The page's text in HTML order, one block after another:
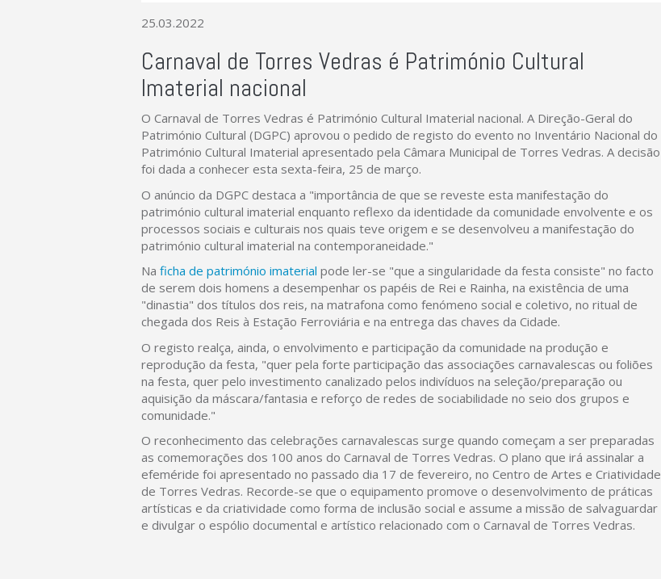
25.03.2022
Carnaval de Torres Vedras é Património Cultural
Imaterial nacional
O Carnaval de Torres Vedras é Património Cultural Imaterial nacional. A Direção-Geral do
Património Cultural (DGPC) aprovou o pedido de registo do evento no Inventário Nacional do
Património Cultural Imaterial apresentado pela Câmara Municipal de Torres Vedras. A decisão
foi dada a conhecer esta sexta-feira, 25 de março.
O anúncio da DGPC destaca a "importância de que se reveste esta manifestação do
património cultural imaterial enquanto reflexo da identidade da comunidade envolvente e os
processos sociais e culturais nos quais teve origem e se desenvolveu a manifestação do
património cultural imaterial na contemporaneidade."
Na ficha de património imaterial pode ler-se "que a singularidade da festa consiste" no facto
de serem dois homens a desempenhar os papéis de Rei e Rainha, na existência de uma
"dinastia" dos títulos dos reis, na matrafona como fenómeno social e coletivo, no ritual de
chegada dos Reis à Estação Ferroviária e na entrega das chaves da Cidade.
O registo realça, ainda, o envolvimento e participação da comunidade na produção e
reprodução da festa, "quer pela forte participação das associações carnavalescas ou foliões
na festa, quer pelo investimento canalizado pelos indivíduos na seleção/preparação ou
aquisição da máscara/fantasia e reforço de redes de sociabilidade no seio dos grupos e
comunidade."
O reconhecimento das celebrações carnavalescas surge quando começam a ser preparadas
as comemorações dos 100 anos do Carnaval de Torres Vedras. O plano que irá assinalar a
efeméride foi apresentado no passado dia 17 de fevereiro, no Centro de Artes e Criatividade
de Torres Vedras. Recorde-se que o equipamento promove o desenvolvimento de práticas
artísticas e da criatividade como forma de inclusão social e assume a missão de salvaguardar
e divulgar o espólio documental e artístico relacionado com o Carnaval de Torres Vedras.